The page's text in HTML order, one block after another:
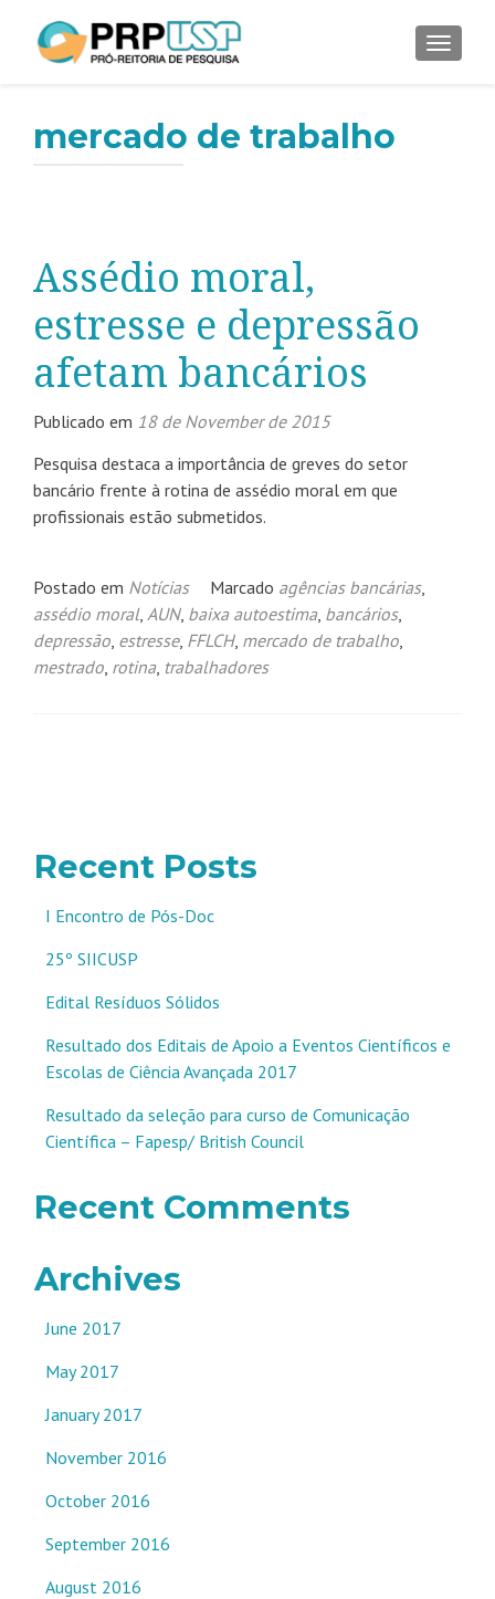
mercado de trabalho
Assédio moral,
estresse e depressão
afetam bancários
Publicado em 18 de November de 2015
Pesquisa destaca a importância de greves do setor
bancário frente à rotina de assédio moral em que
profissionais estão submetidos.
Postado em Notícias Marcado agências bancárias,
assédio moral, AUN, baixa autoestima, bancários,
depressão, estresse, FFLCH, mercado de trabalho,
mestrado, rotina, trabalhadores
Recent Posts
I Encontro de Pós-Doc
25º SIICUSP
Edital Resíduos Sólidos
Resultado dos Editais de Apoio a Eventos Científicos e
Escolas de Ciência Avançada 2017
Resultado da seleção para curso de Comunicação
Científica – Fapesp/ British Council
Recent Comments
Archives
June 2017
May 2017
January 2017
November 2016
October 2016
September 2016
August 2016